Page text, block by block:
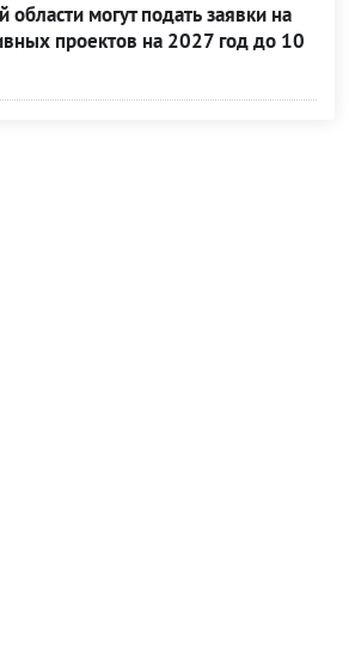
могут подать заявки на
проектов на 2027 год до 10